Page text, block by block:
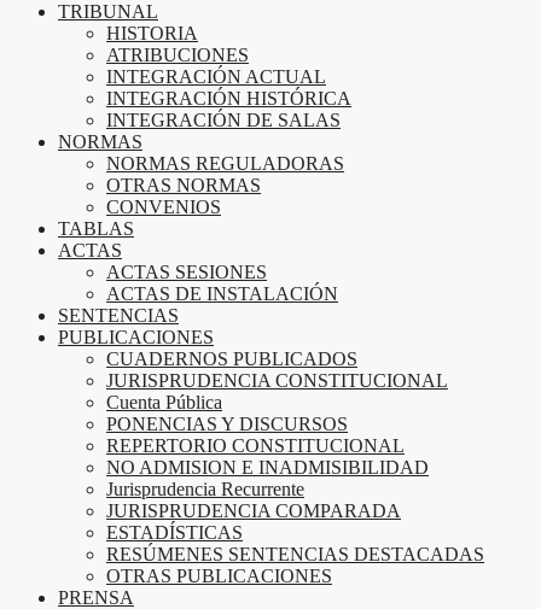
TRIBUNAL
HISTORIA
ATRIBUCIONES
INTEGRACIÓN ACTUAL
INTEGRACIÓN HISTÓRICA
INTEGRACIÓN DE SALAS
NORMAS
NORMAS REGULADORAS
OTRAS NORMAS
CONVENIOS
TABLAS
ACTAS
ACTAS SESIONES
ACTAS DE INSTALACIÓN
SENTENCIAS
PUBLICACIONES
CUADERNOS PUBLICADOS
JURISPRUDENCIA CONSTITUCIONAL
Cuenta Pública
PONENCIAS Y DISCURSOS
REPERTORIO CONSTITUCIONAL
NO ADMISION E INADMISIBILIDAD
Jurisprudencia Recurrente
JURISPRUDENCIA COMPARADA
ESTADÍSTICAS
RESÚMENES SENTENCIAS DESTACADAS
OTRAS PUBLICACIONES
PRENSA